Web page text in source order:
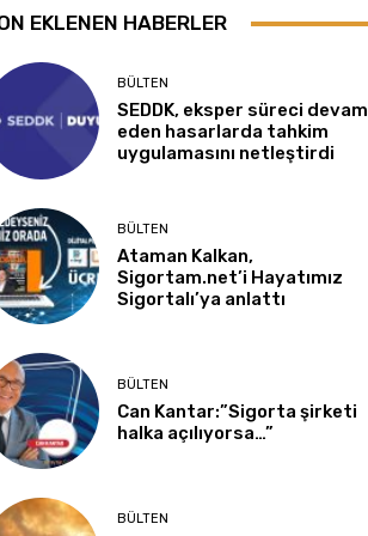
EKLENEN HABERLER
BÜLTEN
SEDDK, eksper süreci devam
eden hasarlarda tahkim
uygulamasını netleştirdi
BÜLTEN
Ataman Kalkan,
Sigortam.net’i Hayatımız
Sigortalı’ya anlattı
BÜLTEN
Can Kantar:”Sigorta şirketi
halka açılıyorsa…”
BÜLTEN